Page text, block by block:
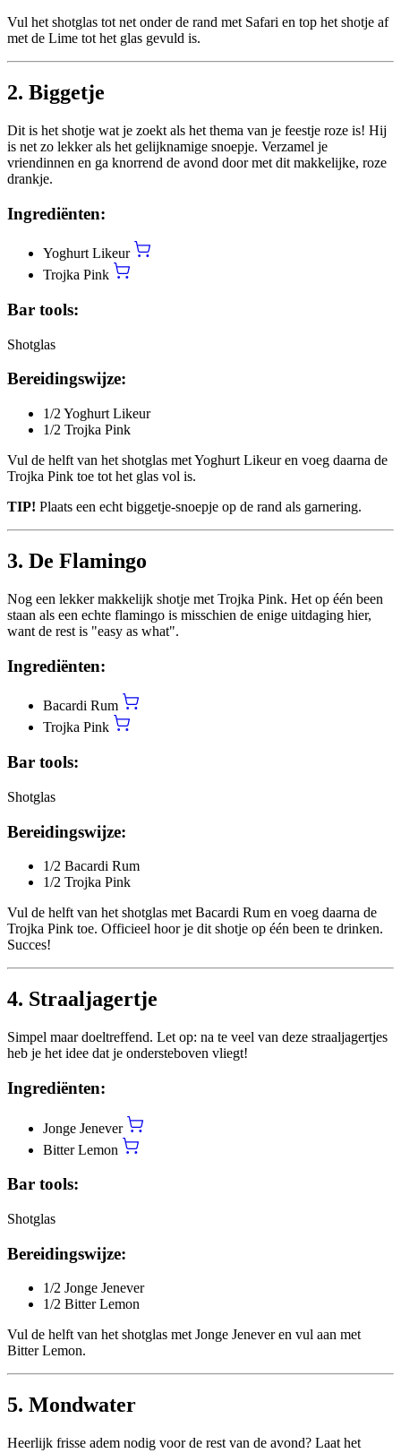
Vul het shotglas tot net onder de rand met Safari en top het shotje af
met de Lime tot het glas gevuld is.
2. Biggetje
Dit is het shotje wat je zoekt als het thema van je feestje roze is! Hij
is net zo lekker als het gelijknamige snoepje. Verzamel je
vriendinnen en ga knorrend de avond door met dit makkelijke, roze
drankje.
Ingrediënten:
Yoghurt Likeur
Trojka Pink
Bar tools:
Shotglas
Bereidingswijze:
1/2 Yoghurt Likeur
1/2 Trojka Pink
Vul de helft van het shotglas met Yoghurt Likeur en voeg daarna de
Trojka Pink toe tot het glas vol is.
TIP! Plaats een echt biggetje-snoepje op de rand als garnering.
3. De Flamingo
Nog een lekker makkelijk shotje met Trojka Pink. Het op één been
staan als een echte flamingo is misschien de enige uitdaging hier,
want de rest is "easy as what".
Ingrediënten:
Bacardi Rum
Trojka Pink
Bar tools:
Shotglas
Bereidingswijze:
1/2 Bacardi Rum
1/2 Trojka Pink
Vul de helft van het shotglas met Bacardi Rum en voeg daarna de
Trojka Pink toe. Officieel hoor je dit shotje op één been te drinken.
Succes!
4. Straaljagertje
Simpel maar doeltreffend. Let op: na te veel van deze straaljagertjes
heb je het idee dat je ondersteboven vliegt!
Ingrediënten:
Jonge Jenever
Bitter Lemon
Bar tools:
Shotglas
Bereidingswijze:
1/2 Jonge Jenever
1/2 Bitter Lemon
Vul de helft van het shotglas met Jonge Jenever en vul aan met
Bitter Lemon.
5. Mondwater
Heerlijk frisse adem nodig voor de rest van de avond? Laat het